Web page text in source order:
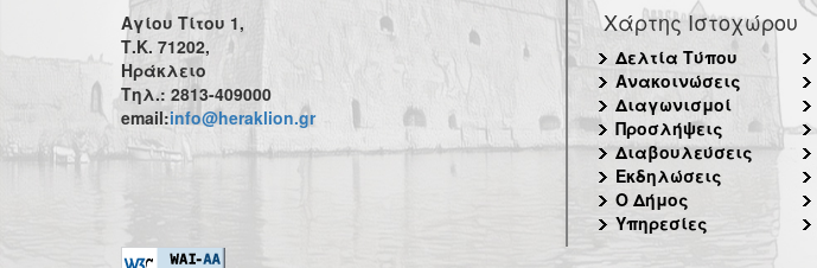
Αγίου Τίτου 1,
Τ.Κ. 71202,
Ηράκλειο
Τηλ.: 2813-409000
email:info@heraklion.gr
Χάρτης Ιστοχώρου
Δελτία Τύπου
Ανακοινώσεις
Διαγωνισμοί
Προσλήψεις
Διαβουλεύσεις
Εκδηλώσεις
Ο Δήμος
Υπηρεσίες